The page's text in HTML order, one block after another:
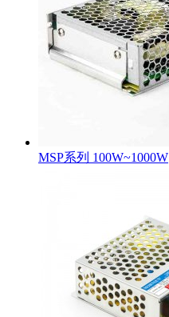
MSP系列 100W~1000W